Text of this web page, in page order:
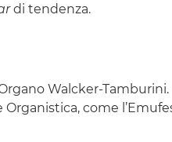
di tendenza.
Walcker-
come